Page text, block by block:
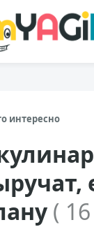
интересно
(